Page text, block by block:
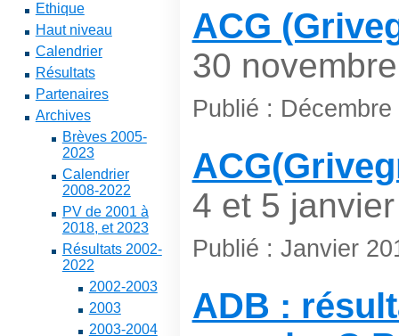
Ethique
Haut niveau
Calendrier
Résultats
Partenaires
Archives
Brèves 2005-
2023
Calendrier
2008-2022
PV de 2001 à
2018, et 2023
Résultats 2002-
2022
2002-2003
2003
2003-2004
ACG
30
Publié : Décembre
4 et 5 janvier
Publié : Janvier
ADB :